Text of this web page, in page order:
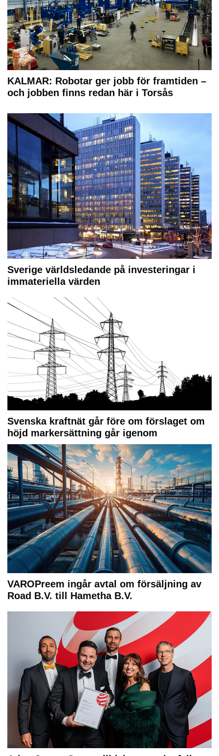
KALMAR: Robotar ger jobb för framtiden –
och jobben finns redan här i Torsås
Sverige världsledande på investeringar i
immateriella värden
Svenska kraftnät går före om förslaget om
höjd markersättning går igenom
VAROPreem ingår avtal om försäljning av
Road B.V. till Hametha B.V.